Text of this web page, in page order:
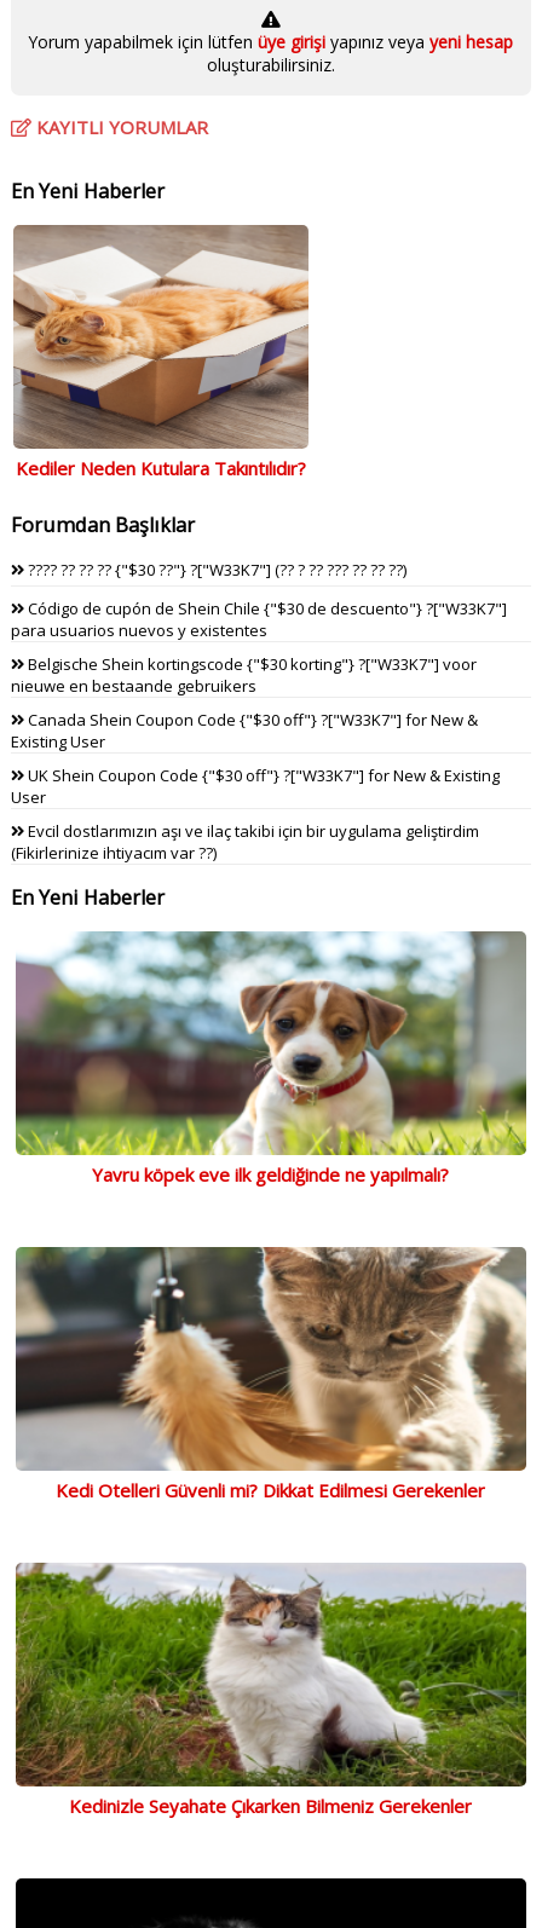
Yorum yapabilmek için lütfenüye girişiyapınız veya yeni hesap
oluşturabilirsiniz.
KAYITLI YORUMLAR
En Yeni Haberler
Kediler Neden Kutulara Takıntılıdır?
Forumdan Başlıklar
???? ?? ?? ?? {"$30 ??"} ?["W33K7"] (?? ? ?? ??? ?? ?? ??)
Código de cupón de Shein Chile {"$30 de descuento"} ?["W33K7"]
para usuarios nuevos y existentes
Belgische Shein kortingscode {"$30 korting"} ?["W33K7"] voor
nieuwe en bestaande gebruikers
Canada Shein Coupon Code {"$30 off"} ?["W33K7"] for New &
Existing User
UK Shein Coupon Code {"$30 off"} ?["W33K7"] for New & Existing
User
Evcil dostlarımızın aşı ve ilaç takibi için bir uygulama geliştirdim
(Fikirlerinize ihtiyacım var ??)
En Yeni Haberler
Yavru köpek eve ilk geldiğinde ne yapılmalı?
Kedi Otelleri Güvenli mi? Dikkat Edilmesi Gerekenler
Kedinizle Seyahate Çıkarken Bilmeniz Gerekenler